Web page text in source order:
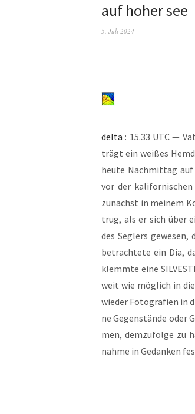
auf hoher see
5. Juli 2024
del­ta : 15.33 UTC —
trägt ein wei­ßes
heu­te Nach­mit­tag
vor der
zunächst in mei­nem
trug, als er sich über
des Seg­lers
betrach­te­te ein Dia,
klemm­te eine
weit wie mög­lich in
wie­der Foto­gra­fien in
ne Gegen­stän­de oder
men, dem­zu­fol­ge zu
nah­me in Gedan­ken